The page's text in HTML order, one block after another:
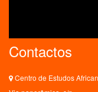
Contactos
Centro de Estudos